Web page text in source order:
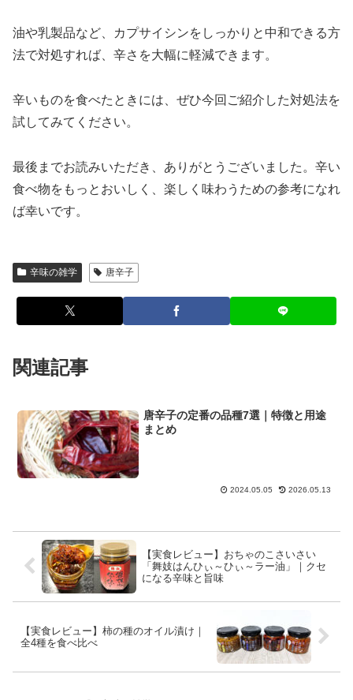
油や乳製品など、カプサイシンをしっかりと中和できる方
法で対処すれば、辛さを大幅に軽減できます。
辛いものを食べたときには、ぜひ今回ご紹介した対処法を
試してみてください。
最後までお読みいただき、ありがとうございました。辛い
食べ物をもっとおいしく、楽しく味わうための参考になれ
ば幸いです。
辛味の雑学 唐辛子
関連記事
唐辛子の定番の品種7選｜特徴と用途
まとめ
2024.05.05 2026.05.13
【実食レビュー】おちゃのこさいさい
「舞妓はんひぃ～ひぃ～ラー油」｜クセ
になる辛味と旨味
【実食レビュー】柿の種のオイル漬け｜
全4種を食べ比べ